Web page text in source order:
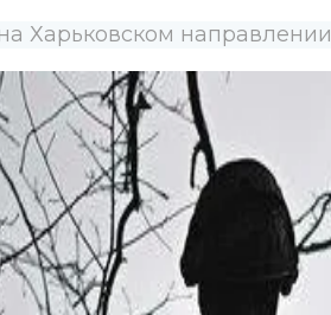
Харьковском направлении